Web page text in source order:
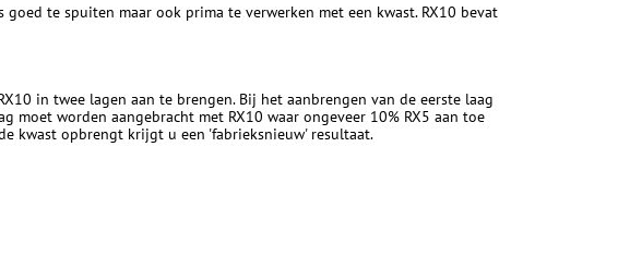
te spuiten maar ook prima te verwerken met een kwast. RX10 bevat
in twee lagen aan te brengen. Bij het aanbrengen van de eerste laag
moet worden aangebracht met RX10 waar ongeveer 10% RX5 aan toe
kwast opbrengt krijgt u een 'fabrieksnieuw' resultaat.